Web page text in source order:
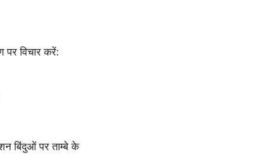
पर विचार करें:
बिंदुओं पर ताम्बे के